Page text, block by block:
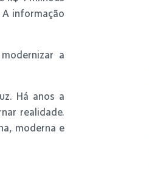
informação
a
Há anos a
realidade.
moderna e